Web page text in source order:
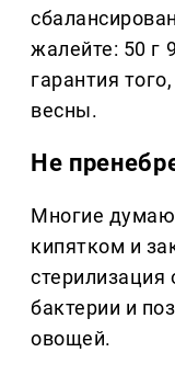
жалейте: 50 г
гарантия
весны.
Не
Многие
кипятком и
стерилизация
бактерии и
овощей.